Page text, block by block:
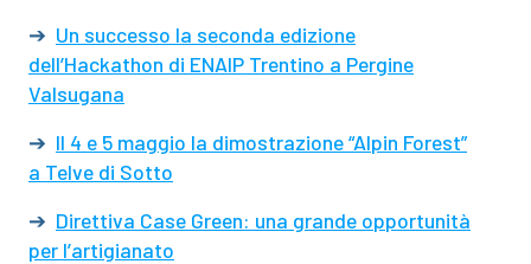
➔ Un successo la seconda edizione
dell’Hackathon di ENAIP Trentino a Pergine
Valsugana
➔ Il 4 e 5 maggio la dimostrazione “Alpin Forest”
a Telve di Sotto
➔ Direttiva Case Green: una grande opportunità
per l’artigianato